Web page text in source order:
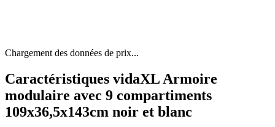
Chargement des données de prix...
Caractéristiques vidaXL Armoire
modulaire avec 9 compartiments
109x36,5x143cm noir et blanc